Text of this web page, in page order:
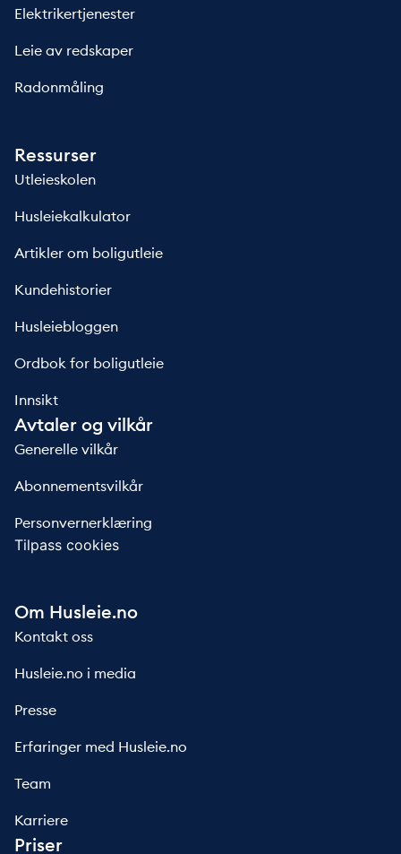
Elektrikertjenester
Leie av redskaper
Radonmåling
Ressurser
Utleieskolen
Husleiekalkulator
Artikler om boligutleie
Kundehistorier
Husleiebloggen
Ordbok for boligutleie
Innsikt
Avtaler og vilkår
Generelle vilkår
Abonnementsvilkår
Personvernerklæring
Tilpass cookies
Om Husleie.no
Kontakt oss
Husleie.no i media
Presse
Erfaringer med Husleie.no
Team
Karriere
Priser